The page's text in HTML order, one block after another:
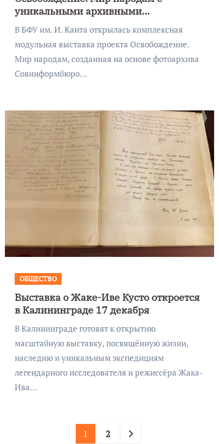
уникальными архивными
материалами
В БФУ им. И. Канта открылась комплексная
модульная выставка проекта Освобождение.
Мир народам, созданная на основе фотоархива
Совинформбюро…
ОБЩЕСТВО
Выставка о Жаке-Иве Кусто откроется
в Калининграде 17 декабря
В Калининграде готовят к открытию
масштабную выставку, посвящённую жизни,
наследию и уникальным экспедициям
легендарного исследователя и режиссёра Жака-
Ива…
Пагинация
1 2